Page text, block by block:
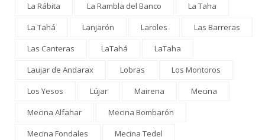
La Rábita
La Rambla del Banco
La Taha
La Tahá
Lanjarón Laroles
Las Barreras
Las Canteras
LaTahá
LaTaha
Laujar de Andarax
Lobras
Los Montoros
Los Yesos
Lújar Mairena
Mecina
Mecina Alfahar
Mecina Bombarón
Mecina Fondales
Mecina Tedel